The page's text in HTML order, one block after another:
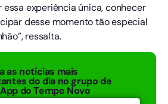
experiência única, conhecer
desse momento tão especial
ressalta.
as notícias mais
do dia no grupo de
do Tempo Novo